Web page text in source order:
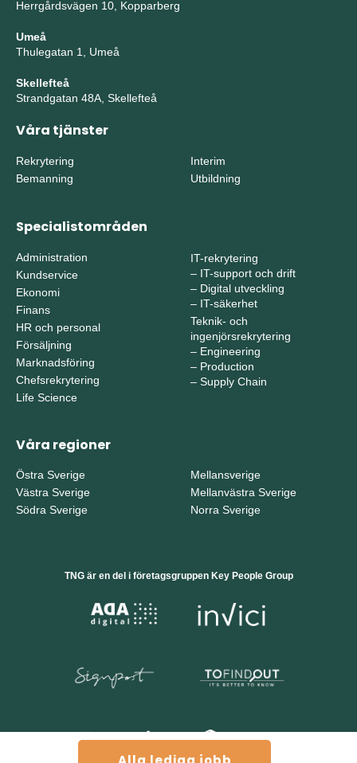
Herrgårdsvägen 10, Kopparberg
Umeå
Thulegatan 1, Umeå
Skellefteå
Strandgatan 48A, Skellefteå
Våra tjänster
Rekrytering
Bemanning
Interim
Utbildning
Specialistområden
Administration
Kundservice
Ekonomi
Finans
HR och personal
Försäljning
Marknadsföring
Chefsrekrytering
Life Science
IT-rekrytering
– IT-support och drift
– Digital utveckling
– IT-säkerhet
Teknik- och
ingenjörsrekrytering
– Engineering
– Production
– Supply Chain
Våra regioner
Östra Sverige
Västra Sverige
Södra Sverige
Mellansverige
Mellanvästra Sverige
Norra Sverige
TNG är en del i företagsgruppen Key People Group